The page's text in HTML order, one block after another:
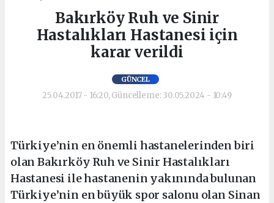
Bakırköy Ruh ve Sinir
Hastalıkları Hastanesi için
karar verildi
GÜNCEL
25.04.2017 - 16:20, Güncelleme: 30.05.2024 - 10:49
Türkiye’nin en önemli hastanelerinden biri
olan Bakırköy Ruh ve Sinir Hastalıkları
Hastanesi ile hastanenin yakınında bulunan
Türkiye’nin en büyük spor salonu olan Sinan